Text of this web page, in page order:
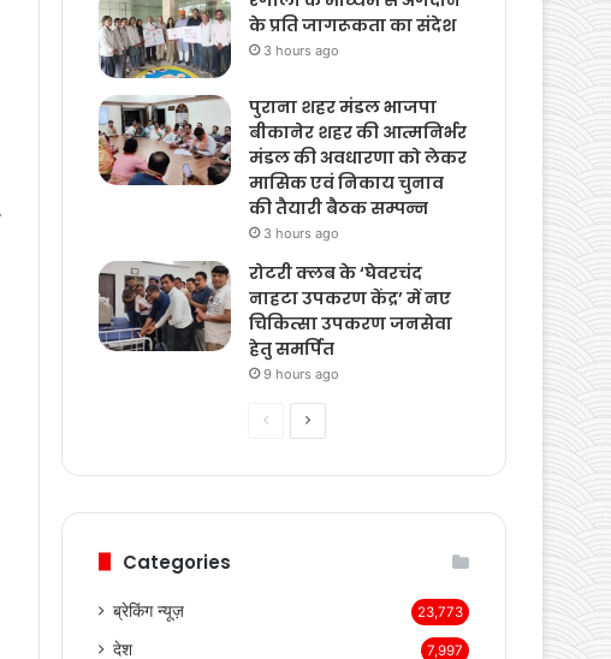
रंगोली के माध्यम से अंगदान
के प्रति जागरूकता का संदेश
3 hours ago
पुराना शहर मंडल भाजपा
बीकानेर शहर की आत्मनिर्भर
मंडल की अवधारणा को लेकर
मासिक एवं निकाय चुनाव
की तैयारी बैठक सम्पन्न
3 hours ago
रोटरी क्लब के ‘घेवरचंद
नाहटा उपकरण केंद्र’ में नए
चिकित्सा उपकरण जनसेवा
हेतु समर्पित
9 hours ago
Categories
ब्रेकिंग न्यूज़ 23,773